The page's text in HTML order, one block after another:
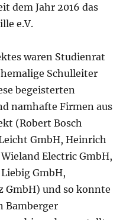
dem Jahr 2016 das
e.V.
waren Studienrat
Schulleiter
begeisterten
namhafte Firmen aus
(Robert Bosch
GmbH, Heinrich
Electric GmbH,
GmbH,
GmbH) und so konnte
Bamberger